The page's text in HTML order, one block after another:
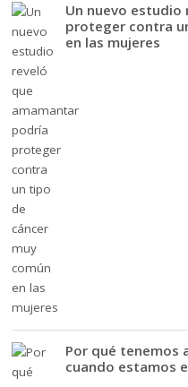
Un nuevo
proteger contra
en las mujeres
Por qué tenemos
cuando estamos